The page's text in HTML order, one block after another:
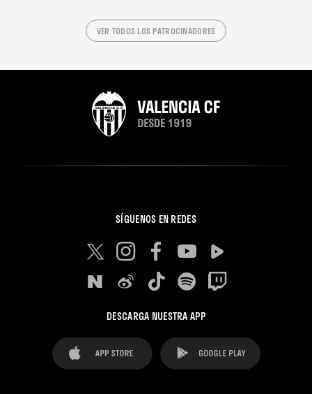
VER TODOS LOS PATROCINADORES
SÍGUENOS EN REDES
DESCARGA NUESTRA APP